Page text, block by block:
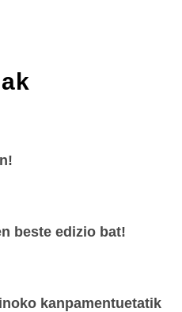
beste edizio bat!
kanpamentuetatik